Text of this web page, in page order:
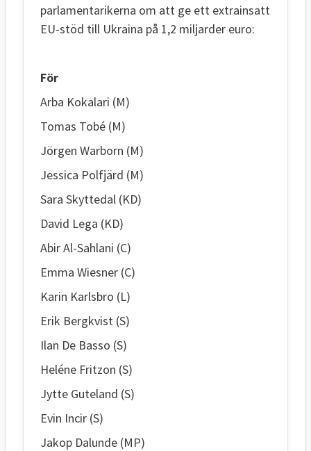
parlamentarikerna om att ge ett extrainsatt
EU-stöd till Ukraina på 1,2 miljarder euro:
För
Arba Kokalari (M)
Tomas Tobé (M)
Jörgen Warborn (M)
Jessica Polfjärd (M)
Sara Skyttedal (KD)
David Lega (KD)
Abir Al-Sahlani (C)
Emma Wiesner (C)
Karin Karlsbro (L)
Erik Bergkvist (S)
Ilan De Basso (S)
Heléne Fritzon (S)
Jytte Guteland (S)
Evin Incir (S)
Jakop Dalunde (MP)